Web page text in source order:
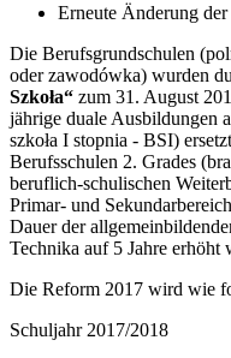
Erneute Änderung
Die Berufsgrundschulen
oder zawodówka) wurden
Szkoła“ zum 31. August
jährige duale Ausbildungen
szkoła I stopnia - BSI)
Berufsschulen 2. Grades
beruflich-schulischen
Primar- und
Dauer der
Technika auf 5 Jahre erhöht
Die Reform 2017 wird wie
Schuljahr 2017/2018